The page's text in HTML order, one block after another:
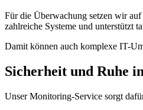
Für die Überwachung setzen wir
zahlreiche Systeme und unterstützt
Damit können auch komplexe IT-
Sicherheit und Ruhe
Unser Monitoring-Service sorgt